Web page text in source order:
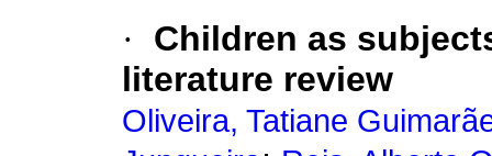
·
Children as
literature review
Oliveira, Tatiane